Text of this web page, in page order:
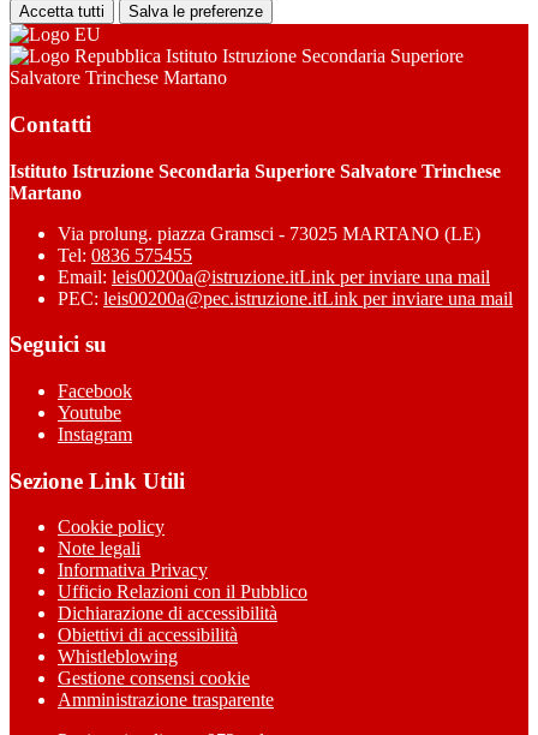
Accetta tutti Salva le preferenze
Istituto Istruzione Secondaria Superiore
Salvatore Trinchese Martano
Contatti
Istituto Istruzione Secondaria Superiore Salvatore Trinchese
Martano
Via prolung. piazza Gramsci - 73025 MARTANO (LE)
Tel: 0836 575455
Email: leis00200a@istruzione.itLink per inviare una mail
PEC: leis00200a@pec.istruzione.itLink per inviare una mail
Seguici su
Facebook
Youtube
Instagram
Sezione Link Utili
Cookie policy
Note legali
Informativa Privacy
Ufficio Relazioni con il Pubblico
Dichiarazione di accessibilità
Obiettivi di accessibilità
Whistleblowing
Gestione consensi cookie
Amministrazione trasparente